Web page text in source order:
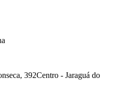
392Centro - Jaraguá do